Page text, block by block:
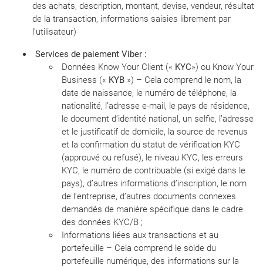
des achats, description, montant, devise, vendeur, résultat
de la transaction, informations saisies librement par
l’utilisateur)
Services de paiement Viber :
Données Know Your Client (« KYC») ou Know Your
Business (« KYB ») – Cela comprend le nom, la
date de naissance, le numéro de téléphone, la
nationalité, l’adresse e-mail, le pays de résidence,
le document d’identité national, un selfie, l’adresse
et le justificatif de domicile, la source de revenus
et la confirmation du statut de vérification KYC
(approuvé ou refusé), le niveau KYC, les erreurs
KYC, le numéro de contribuable (si exigé dans le
pays), d’autres informations d’inscription, le nom
de l’entreprise, d’autres documents connexes
demandés de manière spécifique dans le cadre
des données KYC/B ;
Informations liées aux transactions et au
portefeuille – Cela comprend le solde du
portefeuille numérique, des informations sur la